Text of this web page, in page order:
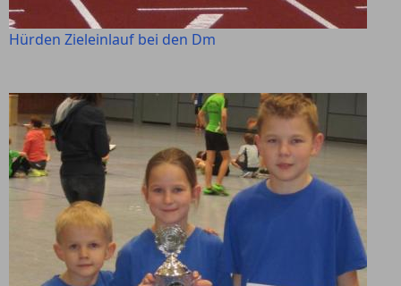
Hürden Zieleinlauf bei den Dm